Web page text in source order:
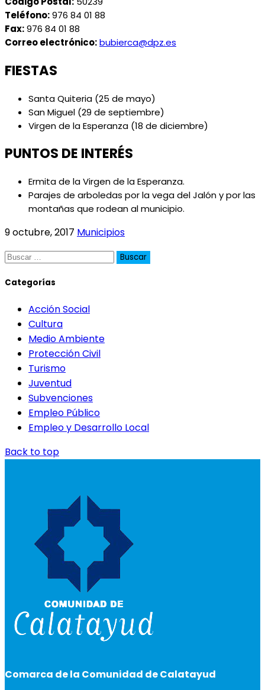
Teléfono:976 84 01 88
Fax:976 84 01 88
Correo electrónico:bubierca@dpz.es
FIESTAS
Santa Quiteria (25 de mayo)
San Miguel (29 de septiembre)
Virgen de la Esperanza (18 de diciembre)
PUNTOS DE INTERÉS
Ermita de la Virgen de la Esperanza.
Parajes de arboledas por la vega del Jalón y por las
montañas que rodean al municipio.
9 octubre, 2017 Municipios
Buscar:
Categorías
Acción Social
Cultura
Medio Ambiente
Protección Civil
Turismo
Juventud
Subvenciones
Empleo Público
Empleo y Desarrollo Local
Back to top
Comarca de la Comunidad de Calatayud